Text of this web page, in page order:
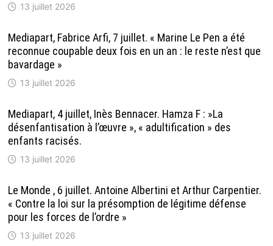
13 juillet 2026
Mediapart, Fabrice Arfi, 7 juillet. « Marine Le Pen a été
reconnue coupable deux fois en un an : le reste n’est que
bavardage »
13 juillet 2026
Mediapart, 4 juillet, Inès Bennacer. Hamza F : »La
désenfantisation à l’œuvre », « adultification » des
enfants racisés.
13 juillet 2026
Le Monde , 6 juillet. Antoine Albertini et Arthur Carpentier.
« Contre la loi sur la présomption de légitime défense
pour les forces de l’ordre »
13 juillet 2026